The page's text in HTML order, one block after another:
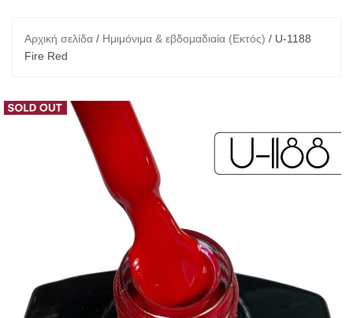
Αρχική σελίδα / Ημιμόνιμα & εβδομαδιαία (Εκτός) / U-1188
Fire Red